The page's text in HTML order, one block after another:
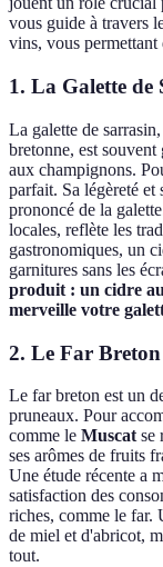
vous guide à travers
vins, vous
1. La Galette
La galette de
bretonne, est
aux champignons.
parfait. Sa légèreté et
prononcé de la
locales, reflète les
gastronomiques, un
garnitures sans les
produit : un cidre
merveille votre
2. Le Far
Le far breton est un
pruneaux. Pour
comme le Muscat se
ses arômes de fruits
Une étude récente a
satisfaction des
riches, comme le far.
de miel et d'abricot,
tout.